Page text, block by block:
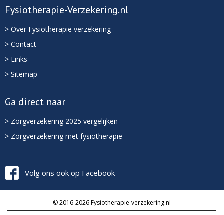
Fysiotherapie-Verzekering.nl
> Over Fysiotherapie verzekering
> Contact
> Links
> Sitemap
Ga direct naar
> Zorgverzekering 2025 vergelijken
> Zorgverzekering met fysiotherapie
Volg ons ook op Facebook
© 2016-2026 Fysiotherapie-verzekering.nl